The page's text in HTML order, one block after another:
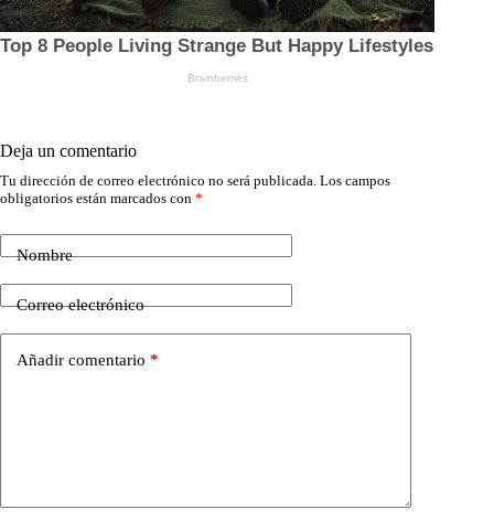
Deja un comentario
Tu dirección de correo electrónico no será publicada. Los campos
obligatorios están marcados con *
Nombre
Correo electrónico
Añadir comentario *